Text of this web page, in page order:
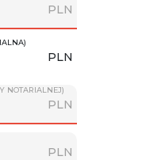
PLN
PLN
NOTARIALNEJ)
PLN
PLN